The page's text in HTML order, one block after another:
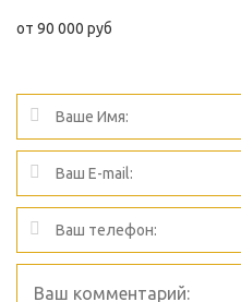
от 90 000 руб